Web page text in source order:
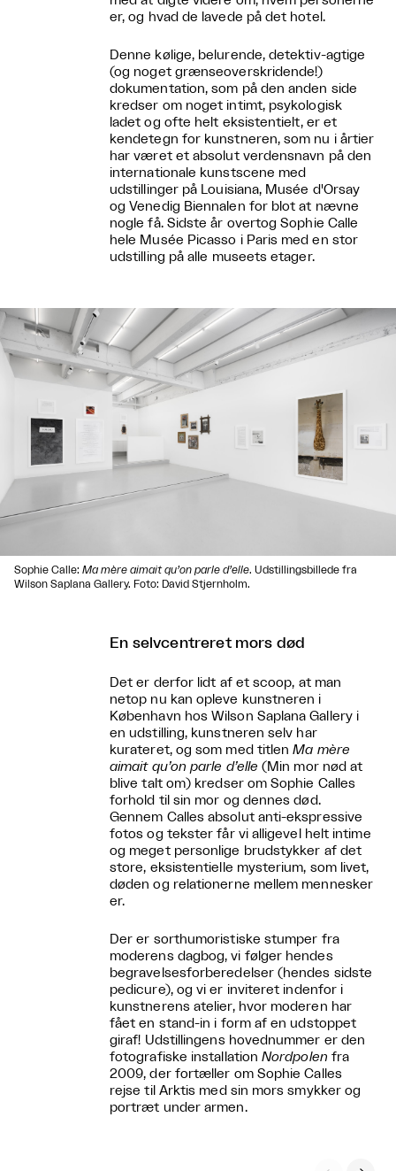
er, og hvad de lavede på det hotel.
Denne kølige, belurende, detektiv-agtige
(og noget grænseoverskridende!)
dokumentation, som på den anden side
kredser om noget intimt, psykologisk
ladet og ofte helt eksistentielt, er et
kendetegn for kunstneren, som nu i årtier
har været et absolut verdensnavn på den
internationale kunstscene med
udstillinger på Louisiana, Musée d'Orsay
og Venedig Biennalen for blot at nævne
nogle få. Sidste år overtog Sophie Calle
hele Musée Picasso i Paris med en stor
udstilling på alle museets etager.
Sophie Calle: Ma mère aimait qu’on parle d’elle. Udstillingsbillede fra
Wilson Saplana Gallery. Foto: David Stjernholm.
En selvcentreret mors død
Det er derfor lidt af et scoop, at man
netop nu kan opleve kunstneren i
København hos Wilson Saplana Gallery i
en udstilling, kunstneren selv har
kurateret, og som med titlenMa mère
aimait qu’on parle d’elle (Min mor nød at
blive talt om) kredser om Sophie Calles
forhold til sin mor og dennes død.
Gennem Calles absolut anti-ekspressive
fotos og tekster får vi alligevel helt intime
og meget personlige brudstykker af det
store, eksistentielle mysterium, som livet,
døden og relationerne mellem mennesker
er.
Der er sorthumoristiske stumper fra
moderens dagbog, vi følger hendes
begravelsesforberedelser (hendes sidste
pedicure), og vi er inviteret indenfor i
kunstnerens atelier, hvor moderen har
fået en stand-in i form af en udstoppet
giraf! Udstillingens hovednummer er den
fotografiske installation Nordpolen fra
2009, der fortæller om Sophie Calles
rejse til Arktis med sin mors smykker og
portræt under armen.